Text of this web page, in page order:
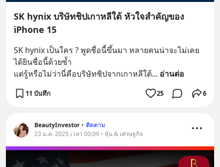
SK hynix บริษัทชิปเกาหลีใต้ หัวใจสำคัญของ
iPhone 15
SK hynix เป็นใคร ? พูดชื่อนี้ขึ้นมา หลายคนน่าจะไม่เคย
ได้ยินชื่อนี้ด้วยซ้ำ
แต่รู้หรือไม่ว่านี่คือบริษัทชิปจากเกาหลีใต้... อ่านต่อ
11 บันทึก 25 6
BeautyInvestor • ติดตาม
23 ม.ค. 2025 เวลา 00:09 • หุ้น & เศรษฐกิจ